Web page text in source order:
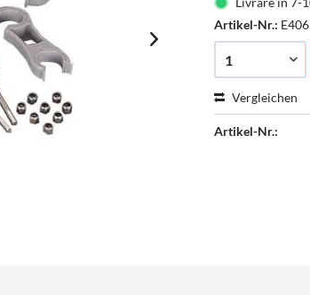
Artikel-Nr.:
Vergleichen
Artikel-Nr.: